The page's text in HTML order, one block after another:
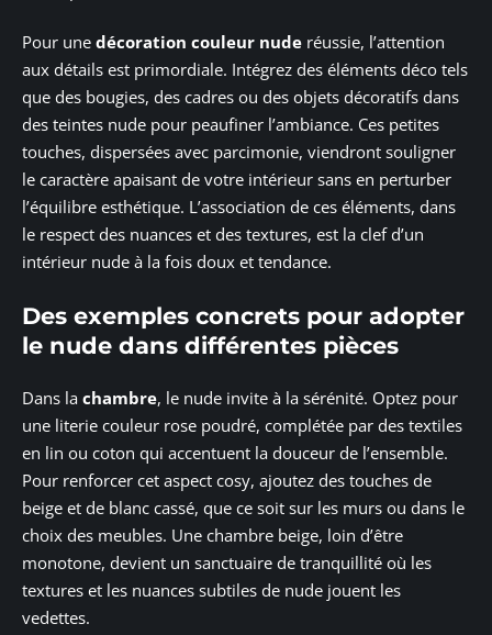
Pour une décoration couleur nude réussie, l’attention
aux détails est primordiale. Intégrez des éléments déco tels
que des bougies, des cadres ou des objets décoratifs dans
des teintes nude pour peaufiner l’ambiance. Ces petites
touches, dispersées avec parcimonie, viendront souligner
le caractère apaisant de votre intérieur sans en perturber
l’équilibre esthétique. L’association de ces éléments, dans
le respect des nuances et des textures, est la clef d’un
intérieur nude à la fois doux et tendance.
Des exemples concrets pour adopter
le nude dans différentes pièces
Dans la chambre, le nude invite à la sérénité. Optez pour
une literie couleur rose poudré, complétée par des textiles
en lin ou coton qui accentuent la douceur de l’ensemble.
Pour renforcer cet aspect cosy, ajoutez des touches de
beige et de blanc cassé, que ce soit sur les murs ou dans le
choix des meubles. Une chambre beige, loin d’être
monotone, devient un sanctuaire de tranquillité où les
textures et les nuances subtiles de nude jouent les
vedettes.